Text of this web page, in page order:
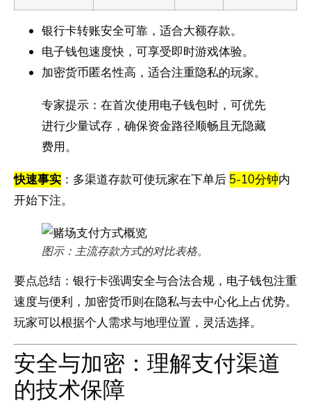
银行卡转账安全可靠，适合大额存款。
电子钱包速度快，可享受即时游戏体验。
加密货币匿名性高，适合注重隐私的玩家。
专家提示：在首次使用电子钱包时，可优先
进行少量试存，确保资金路径顺畅且无隐藏
费用。
快速事实 ：多渠道存款可使玩家在下单后 5-10分钟内
开始下注。
图示：主流存款方式的对比表格。
要点总结：银行卡强调安全与合法合规，电子钱包注重
速度与便利，加密货币则在隐私与去中心化上占优势。
玩家可以根据个人需求与地理位置，灵活选择。
安全与加密：理解支付渠道
的技术保障